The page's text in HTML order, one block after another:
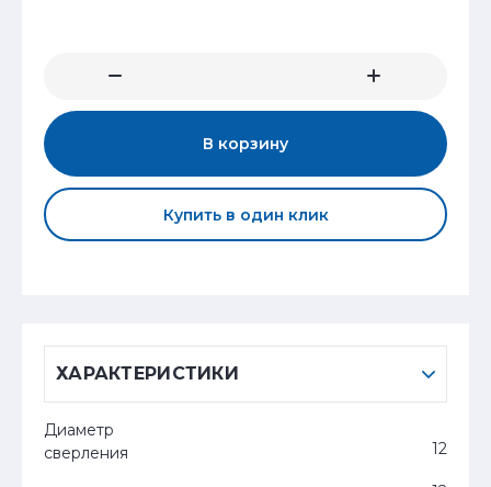
В корзину
Купить в один клик
ХАРАКТЕРИСТИКИ
Диаметр
сверления
12